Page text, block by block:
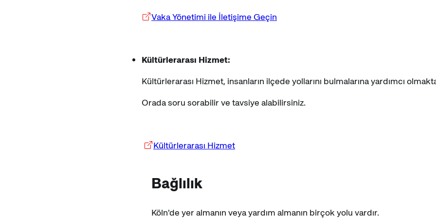
Vaka Yönetimi ile İletişime Geçin
Kültürlerarası Hizmet:
Kültürlerarası Hizmet, insanların ilçede yollarını bulmalarına yardımcı
Orada soru sorabilir ve tavsiye alabilirsiniz.
Kültürlerarası Hizmet
Bağlılık
Köln'de yer almanın veya yardım almanın birçok yolu vardır.